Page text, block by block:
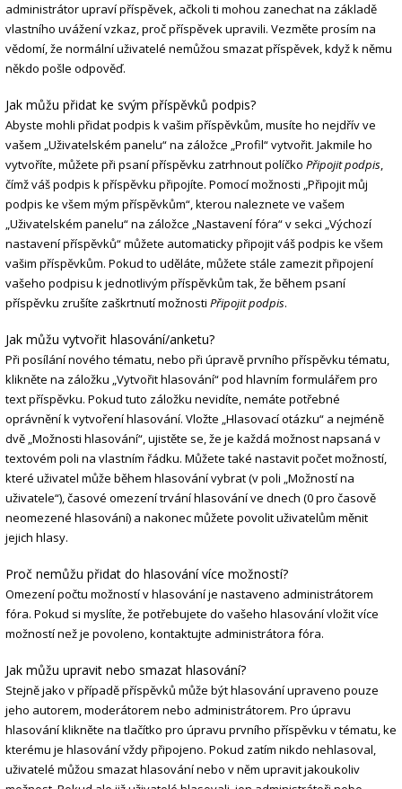
administrátor upraví příspěvek, ačkoli ti mohou zanechat na základě
vlastního uvážení vzkaz, proč příspěvek upravili. Vezměte prosím na
vědomí, že normální uživatelé nemůžou smazat příspěvek, když k němu
někdo pošle odpověď.
Jak můžu přidat ke svým příspěvků podpis?
Abyste mohli přidat podpis k vašim příspěvkům, musíte ho nejdřív ve
vašem „Uživatelském panelu“ na záložce „Profil“ vytvořit. Jakmile ho
vytvoříte, můžete při psaní příspěvku zatrhnout políčko Připojit podpis,
čímž váš podpis k příspěvku připojíte. Pomocí možnosti „Připojit můj
podpis ke všem mým příspěvkům“, kterou naleznete ve vašem
„Uživatelském panelu“ na záložce „Nastavení fóra“ v sekci „Výchozí
nastavení příspěvků“ můžete automaticky připojit váš podpis ke všem
vašim příspěvkům. Pokud to uděláte, můžete stále zamezit připojení
vašeho podpisu k jednotlivým příspěvkům tak, že během psaní
příspěvku zrušíte zaškrtnutí možnosti Připojit podpis.
Jak můžu vytvořit hlasování/anketu?
Při posílání nového tématu, nebo při úpravě prvního příspěvku tématu,
klikněte na záložku „Vytvořit hlasování“ pod hlavním formulářem pro
text příspěvku. Pokud tuto záložku nevidíte, nemáte potřebné
oprávnění k vytvoření hlasování. Vložte „Hlasovací otázku“ a nejméně
dvě „Možnosti hlasování“, ujistěte se, že je každá možnost napsaná v
textovém poli na vlastním řádku. Můžete také nastavit počet možností,
které uživatel může během hlasování vybrat (v poli „Možností na
uživatele“), časové omezení trvání hlasování ve dnech (0 pro časově
neomezené hlasování) a nakonec můžete povolit uživatelům měnit
jejich hlasy.
Proč nemůžu přidat do hlasování více možností?
Omezení počtu možností v hlasování je nastaveno administrátorem
fóra. Pokud si myslíte, že potřebujete do vašeho hlasování vložit více
možností než je povoleno, kontaktujte administrátora fóra.
Jak můžu upravit nebo smazat hlasování?
Stejně jako v případě příspěvků může být hlasování upraveno pouze
jeho autorem, moderátorem nebo administrátorem. Pro úpravu
hlasování klikněte na tlačítko pro úpravu prvního příspěvku v tématu, ke
kterému je hlasování vždy připojeno. Pokud zatím nikdo nehlasoval,
uživatelé můžou smazat hlasování nebo v něm upravit jakoukoliv